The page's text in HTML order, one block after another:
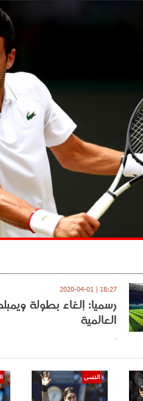
18:27 | 2020-04-01
رسميا: إلغاء بطولة
العالمية
.
التنس